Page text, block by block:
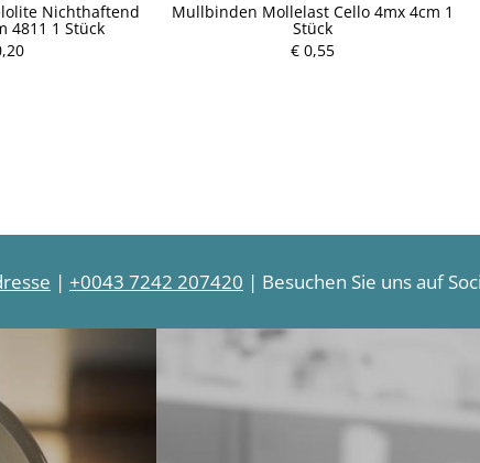
Nichthaftend
4811 1 Stück
Mullbinden Mollelast Cello 4mx 4cm 1
Stück
€ 0,55
P P
| +0043 7242 207420 | Besuchen Sie uns auf